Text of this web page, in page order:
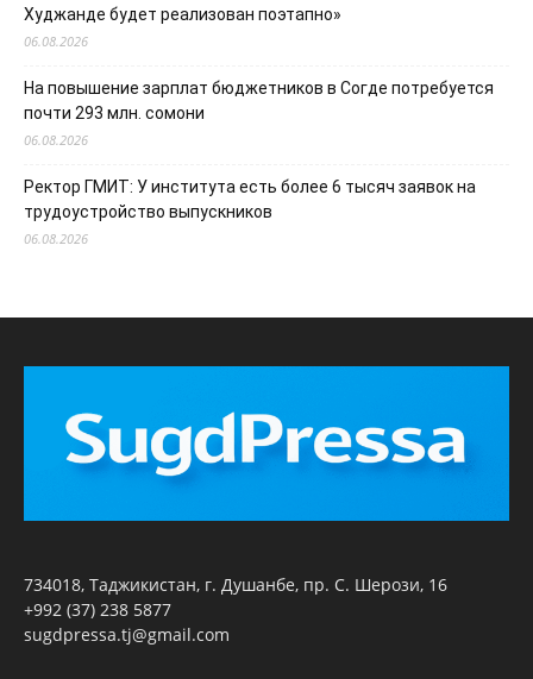
Худжанде будет реализован поэтапно»
06.08.2026
На повышение зарплат бюджетников в Согде потребуется
почти 293 млн. сомони
06.08.2026
Ректор ГМИТ: У института есть более 6 тысяч заявок на
трудоустройство выпускников
06.08.2026
734018, Таджикистан, г. Душанбе, пр. С. Шерози, 16
+992 (37) 238 5877
sugdpressa.tj@gmail.com